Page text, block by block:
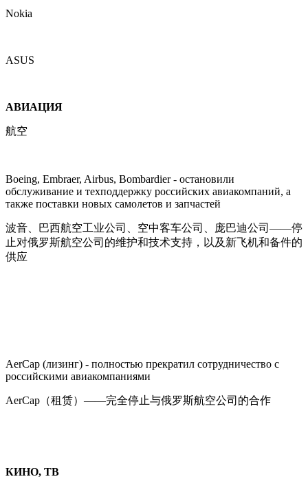
Nokia
ASUS
АВИАЦИЯ
航空
Boeing, Embraer, Airbus, Bombardier - остановили
обслуживание и техподдержку российских авиакомпаний, а
также поставки новых самолетов и запчастей
波音、巴西航空工业公司、空中客车公司、庞巴迪公司——停
止对俄罗斯航空公司的维护和技术支持，以及新飞机和备件的
供应
AerCap (лизинг) - полностью прекратил сотрудничество с
российскими авиакомпаниями
AerCap（租赁）——完全停止与俄罗斯航空公司的合作
КИНО, ТВ